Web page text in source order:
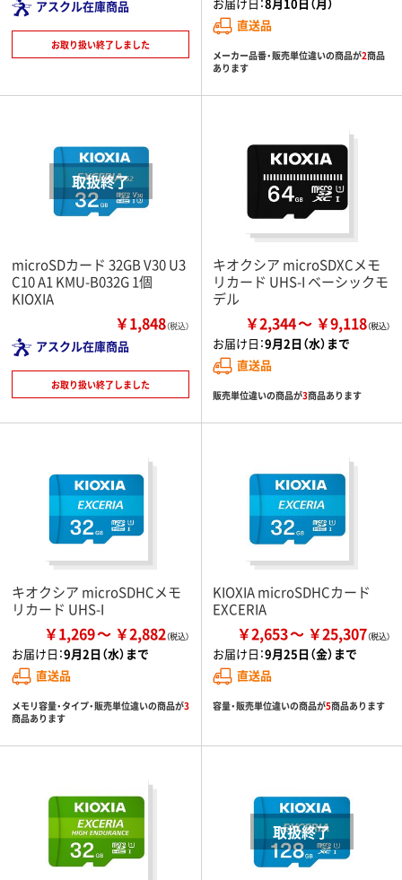
アスクル在庫商品
お取り扱い終了しました
直送品
メーカー品番・販売単位違いの商品が2商品
あります
microSDカード 32GB V30 U3
C10 A1 KMU-B032G 1個
KIOXIA
￥1,848（税込）
アスクル在庫商品
お取り扱い終了しました
キオクシア microSDXCメモ
リカード UHS-I ベーシックモ
デル
￥2,344 ￥9,118
お届け日：9月2日（水）まで
直送品
販売単位違いの商品が3商品あります
キオクシア microSDHCメモ
リカード UHS-I
￥1,269 ￥2,882
お届け日：9月2日（水）まで
直送品
メモリ容量・タイプ・販売単位違いの商品が3
商品あります
KIOXIA microSDHCカード
EXCERIA
￥2,653 ￥25,307
お届け日：9月25日（金）まで
直送品
容量・販売単位違いの商品が5商品あります